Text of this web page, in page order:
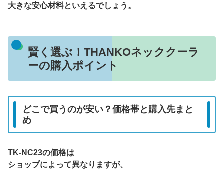
大きな安心材料といえるでしょう。
賢く選ぶ！THANKOネッククーラ
ーの購入ポイント
どこで買うのが安い？価格帯と購入先まと
め
TK-NC23の価格は
ショップによって異なりますが、